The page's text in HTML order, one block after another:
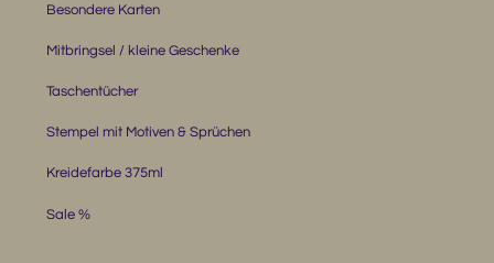
Besondere Karten
Mitbringsel / kleine Geschenke
Taschentücher
Stempel mit Motiven & Sprüchen
Kreidefarbe 375ml
Sale %